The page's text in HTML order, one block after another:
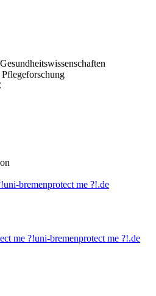
uni-bremenprotect me ?!.de
me ?!uni-bremenprotect me ?!.de